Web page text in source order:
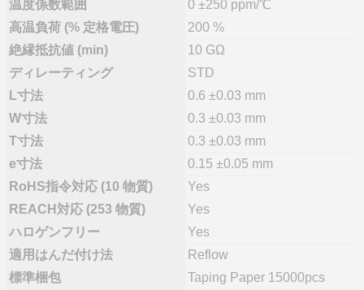
温度係数範囲
0 ±250 ppm/℃
高温負荷 (% 定格電圧)
200 %
絶縁抵抗値 (min)
10 GΩ
ディレーティング
STD
L寸法
0.6 ±0.03 mm
W寸法
0.3 ±0.03 mm
T寸法
0.3 ±0.03 mm
e寸法
0.15 ±0.05 mm
RoHS指令対応 (10 物質)
Yes
REACH対応 (253 物質)
Yes
ハロゲンフリー
Yes
適用はんだ付け法
Reflow
標準梱包
Taping Paper 15000pcs